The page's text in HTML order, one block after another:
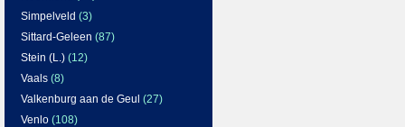
Simpelveld (3)
Sittard-Geleen (87)
Stein (L.) (12)
Vaals (8)
Valkenburg aan de Geul (27)
Venlo (108)